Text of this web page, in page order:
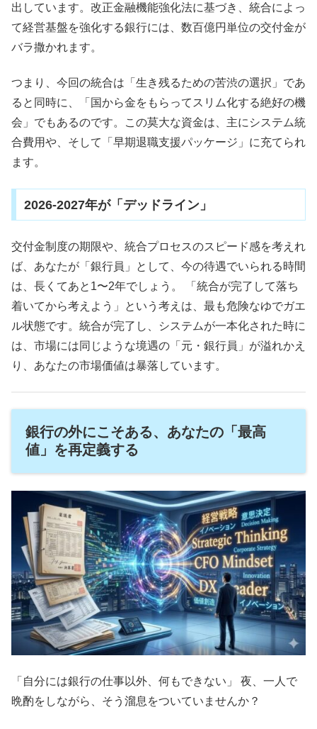
出しています。改正金融機能強化法に基づき、統合によっ
て経営基盤を強化する銀行には、数百億円単位の交付金が
バラ撒かれます。
つまり、今回の統合は「生き残るための苦渋の選択」であ
ると同時に、「国から金をもらってスリム化する絶好の機
会」でもあるのです。この莫大な資金は、主にシステム統
合費用や、そして「早期退職支援パッケージ」に充てられ
ます。
2026-2027年が「デッドライン」
交付金制度の期限や、統合プロセスのスピード感を考えれ
ば、あなたが「銀行員」として、今の待遇でいられる時間
は、長くてあと1〜2年でしょう。 「統合が完了して落ち
着いてから考えよう」という考えは、最も危険なゆでガエ
ル状態です。統合が完了し、システムが一本化された時に
は、市場には同じような境遇の「元・銀行員」が溢れかえ
り、あなたの市場価値は暴落しています。
銀行の外にこそある、あなたの「最高
値」を再定義する
「自分には銀行の仕事以外、何もできない」 夜、一人で
晩酌をしながら、そう溜息をついていませんか？